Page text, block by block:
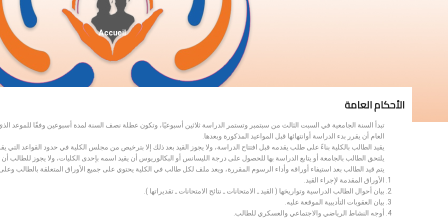
Fil
D'Ariane
Accueil
الأحكام العامة
تبدأ السنة الجامعية في السبت الثالث من سبتمبر وتستمر الدراسة ثلاثين أسبوعيًا، وتكون عطلة نصف السنة لمدة أسبوعين وفقًا للموعد
العام أن يقرر بدء الدراسة أوانتهائها قبل المواعيد المذكورة وبعدها.
يقيد الطالب بالكلية بناءً على طلب يقدمه قبل افتتاح الدراسة، ولا يجوز القيد بعد ذلك إلا بترخيص من مجلس الكلية في حدود القواعد التي
يلتحق الطالب بالجامعة أو يتابع الدراسة بها للحصول على درجة الليسانس أو البكالوريوس أن يقيد اسمه بإحدى الكليات، ولا يجوز
يتم قيد الطالب بعد استيفاء أوراقه وأداء الرسوم المقررة، ويعد ملف لكل طالب في الكلية يحتوي على جميع الأوراق المتعلقة بالطالب
الأوراق المقدمة لإجراء القيد.
بيان أحوال الطالب الدراسية وتواريخها ( القيد ـ الامتحانات ـ نتائح الامتحانات ـ تقديراتها ).
بيان العقوبات التأديبية الموقعة عليه.
أوجه النشاط الرياضي والاجتماعي والعسكري للطالب.